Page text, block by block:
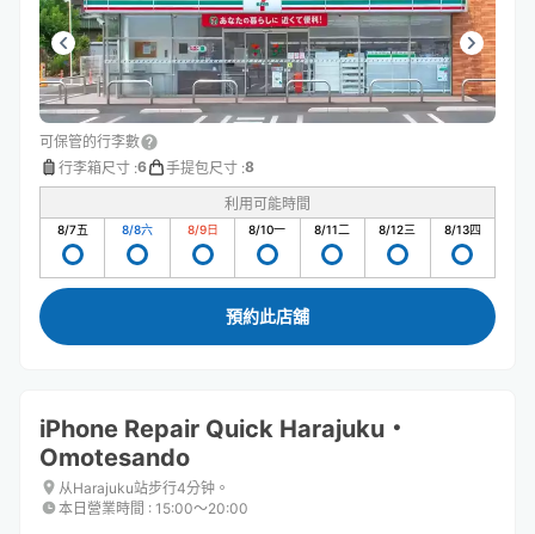
可保管的行李數
行李箱尺寸 :6 手提包尺寸 :8
利用可能時間
8/7五 8/8六 8/9日 8/10一 8/11二 8/12三 8/13四
預約此店舖
iPhone Repair Quick Harajuku・
Omotesando
从Harajuku站步行4分钟。
本日營業時間 : 15:00〜20:00